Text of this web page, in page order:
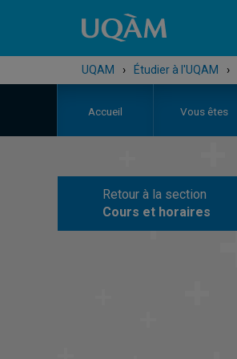
UQAM › Étudier à l'UQAM ›
Accueil Vous êtes
Retour à la section
Cours et horaires